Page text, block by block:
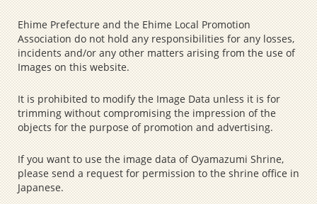
Ehime Prefecture and the Ehime Local Promotion
Association do not hold any responsibilities for any losses,
incidents and/or any other matters arising from the use of
Images on this website.
It is prohibited to modify the Image Data unless it is for
trimming without compromising the impression of the
objects for the purpose of promotion and advertising.
If you want to use the image data of Oyamazumi Shrine,
please send a request for permission to the shrine office in
Japanese.